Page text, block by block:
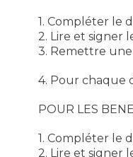
1. Compléter le
2. Lire et
3. Remettre
4. Pour chaque
POUR LES
1. Compléter le
2. Lire et signer